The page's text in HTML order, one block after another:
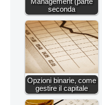
seconda
Opzioni binarie, come
gestire il capitale